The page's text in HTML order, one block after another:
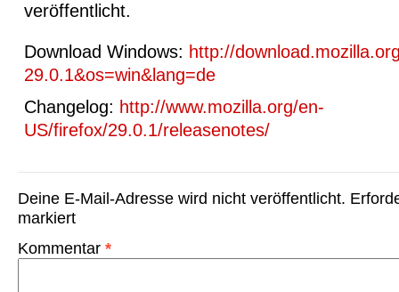
veröffentlicht.
Download Windows: http://
29.0.1&os=win&lang=de
Changelog: http://www.mozilla.org/en-
US/firefox/29.0.1/releasenotes/
Deine E-Mail-Adresse wird nicht veröffentlicht.
markiert
Kommentar *